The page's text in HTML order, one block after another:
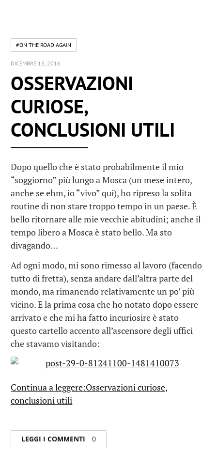
#ON THE ROAD AGAIN
DICEMBRE 13, 2016
OSSERVAZIONI
CURIOSE,
CONCLUSIONI UTILI
Dopo quello che è stato probabilmente il mio
“soggiorno” più lungo a Mosca (un mese intero,
anche se ehm, io “vivo” qui), ho ripreso la solita
routine di non stare troppo tempo in un paese. È
bello ritornare alle mie vecchie abitudini; anche il
tempo libero a Mosca è stato bello. Ma sto
divagando…
Ad ogni modo, mi sono rimesso al lavoro (facendo
tutto di fretta), senza andare dall’altra parte del
mondo, ma rimanendo relativamente un po’ più
vicino. E la prima cosa che ho notato dopo essere
arrivato e che mi ha fatto incuriosire è stato
questo cartello accento all’ascensore degli uffici
che stavamo visitando:
Continua a leggere:Osservazioni curiose,
conclusioni utili
LEGGI I COMMENTI 0